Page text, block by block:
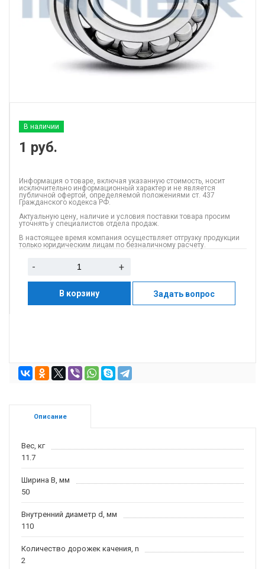
В наличии
1 руб.
Информация о товаре, включая указанную стоимость, носит
исключительно информационный характер и не является
публичной офертой, определяемой положениями ст. 437
Гражданского кодекса РФ.
Актуальную цену, наличие и условия поставки товара просим
уточнять у специалистов отдела продаж.
В настоящее время компания осуществляет отгрузку продукции
только юридическим лицам по безналичному расчету.
- +
В корзину Задать вопрос
Описание
Вес, кг
11.7
Ширина B, мм
50
Внутренний диаметр d, мм
110
Количество дорожек качения, n
2